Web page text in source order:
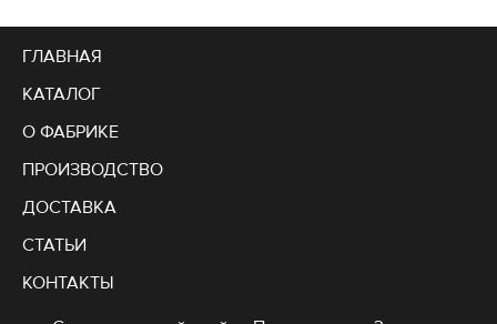
ГЛАВНАЯ
КАТАЛОГ
О ФАБРИКЕ
ПРОИЗВОДСТВО
ДОСТАВКА
СТАТЬИ
КОНТАКТЫ